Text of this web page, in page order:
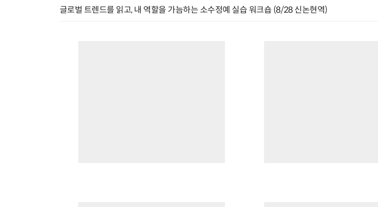
글로벌 트렌드를 읽고, 내 역할을 가늠하는 소수정예 실습 워크숍 (8/28 신논현역)